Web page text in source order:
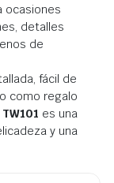
ocasiones
detalles
de
fácil de
como regalo
es una
y una